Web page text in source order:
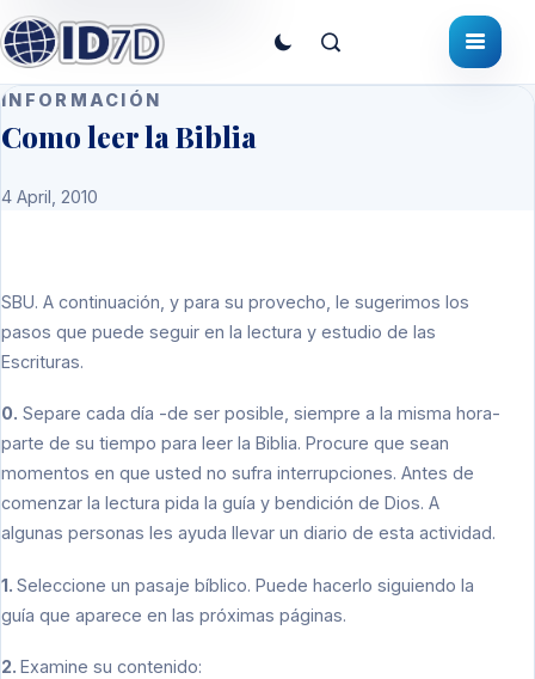
INFORMACIÓN
Como leer la Biblia
4 April, 2010
SBU. A continuación, y para su provecho, le sugerimos los
pasos que puede seguir en la lectura y estudio de las
Escrituras.
0. Separe cada día -de ser posible, siempre a la misma hora-
parte de su tiempo para leer la Biblia. Procure que sean
momentos en que usted no sufra interrupciones. Antes de
comenzar la lectura pida la guía y bendición de Dios. A
algunas personas les ayuda llevar un diario de esta actividad.
1. Seleccione un pasaje bíblico. Puede hacerlo siguiendo la
guía que aparece en las próximas páginas.
2. Examine su contenido: